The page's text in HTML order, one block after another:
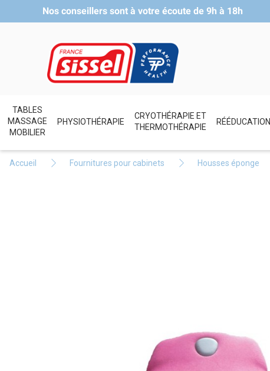
Nos conseillers sont à votre écoute de 9h à 18h
TABLES
MASSAGE
MOBILIER
PHYSIOTHÉRAPIE
CRYOTHÉRAPIE ET
THERMOTHÉRAPIE
RÉÉDUCATION
Accueil Fournitures pour cabinets Housses éponge